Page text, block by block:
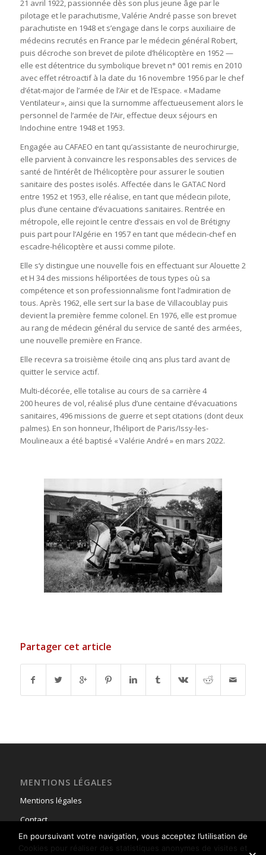
21 avril 1922, passionnée dès son plus jeune âge par le
pilotage et le parachutisme, Valérie André passe son brevet
parachutiste en 1948 et s’engage dans le corps auxiliaire de
médecins recrutés en France par le médecin général Robert,
puis décroche son brevet de pilote d’hélicoptère en 1952 —
elle est détentrice du symbolique brevet n° 001 remis en 2010
avec effet rétroactif à la date du 16 novembre 1956 par le chef
d’état-major de l’armée de l’Air et de l’Espace. « Madame
Ventilateur », ainsi que la surnomme affectueusement alors le
personnel de l’armée de l’Air, effectue deux séjours en
Indochine entre 1948 et 1953.
Engagée au CAFAEO en tant qu’assistante de neurochirurgie,
elle parvient à convaincre les responsables des services de
santé de l’intérêt de l’hélicoptère pour assurer le soutien
sanitaire des postes isolés. Affectée dans le GATAC Nord
entre 1952 et 1953, elle réalise, en tant que médecin pilote,
plus d’une centaine d’évacuations sanitaires. Rentrée en
métropole, elle rejoint le centre d’essais en vol de Brétigny
puis part pour l’Algérie en 1957 en tant que médecin-chef en
escadre-hélicoptère et aussi comme pilote.
Elle s’y distingue une nouvelle fois en effectuant sur Alouette 2
et H 34 des missions héliportées de tous types où sa
compétence et son professionnalisme font l’admiration de
tous. Après 1962, elle sert sur la base de Villacoublay puis
devient la première femme colonel. En 1976, elle est promue
au rang de médecin général du service de santé des armées,
une nouvelle première en France.
Elle recevra sa troisième étoile cinq ans plus tard avant de
quitter le service actif.
Multi-décorée, elle totalise au cours de sa carrière 4
200 heures de vol, réalisé plus d’une centaine d’évacuations
sanitaires, 496 missions de guerre et sept citations (dont deux
palmes). En son honneur, l’héliport de Paris/Issy-les-
Moulineaux a été baptisé « Valérie André » en mars 2022.
Partager cet article
MENTIONS LÉGALES
Mentions légales
Contact
En poursuivant votre navigation, vous acceptez l’utilisation de
Cookies pour réaliser des statistiques anonymes de visites et